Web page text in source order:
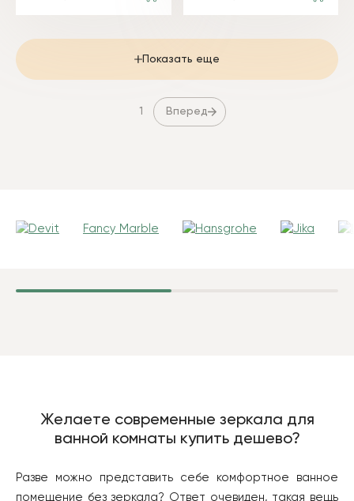
Показать еще
1 Вперед
Fancy Marble
Желаете современные зеркала для
ванной комнаты купить дешево?
Разве можно представить себе комфортное ванное
помещение без зеркала? Ответ очевиден, такая вещь